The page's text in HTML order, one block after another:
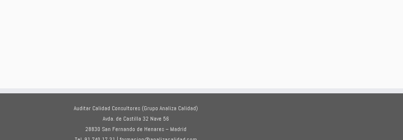
Auditar Calidad Consultores (Grupo Analiza Calidad)
Avda. de Castilla 32 Nave 56
28830 San Fernando de Henares – Madrid